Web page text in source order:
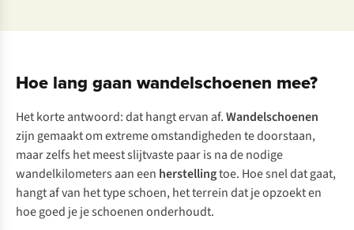
Hoe lang gaan wandelschoenen mee?
Het korte antwoord: dat hangt ervan af.Wandelschoenen
zijn gemaakt om extreme omstandigheden te doorstaan,
maar zelfs het meest slijtvaste paar is na de nodige
wandelkilometers aan een herstellingtoe. Hoe snel dat gaat,
hangt af van het type schoen, het terrein dat je opzoekt en
hoe goed je je schoenen onderhoudt.